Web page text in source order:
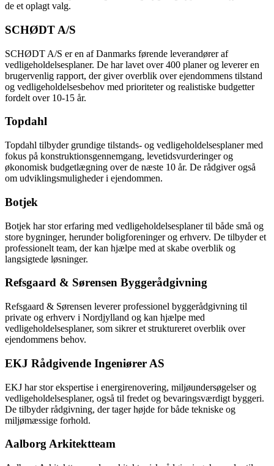
de et oplagt valg.
SCHØDT A/S
SCHØDT A/S er en af Danmarks førende leverandører af
vedligeholdelsesplaner. De har lavet over 400 planer og leverer en
brugervenlig rapport, der giver overblik over ejendommens tilstand
og vedligeholdelsesbehov med prioriteter og realistiske budgetter
fordelt over 10-15 år.
Topdahl
Topdahl tilbyder grundige tilstands- og vedligeholdelsesplaner med
fokus på konstruktionsgennemgang, levetidsvurderinger og
økonomisk budgetlægning over de næste 10 år. De rådgiver også
om udviklingsmuligheder i ejendommen.
Botjek
Botjek har stor erfaring med vedligeholdelsesplaner til både små og
store bygninger, herunder boligforeninger og erhverv. De tilbyder et
professionelt team, der kan hjælpe med at skabe overblik og
langsigtede løsninger.
Refsgaard & Sørensen Byggerådgivning
Refsgaard & Sørensen leverer professionel byggerådgivning til
private og erhverv i Nordjylland og kan hjælpe med
vedligeholdelsesplaner, som sikrer et struktureret overblik over
ejendommens behov.
EKJ Rådgivende Ingeniører AS
EKJ har stor ekspertise i energirenovering, miljøundersøgelser og
vedligeholdelsesplaner, også til fredet og bevaringsværdigt byggeri.
De tilbyder rådgivning, der tager højde for både tekniske og
miljømæssige forhold.
Aalborg Arkitektteam